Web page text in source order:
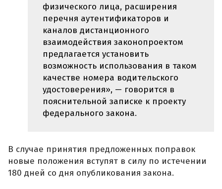
физического лица, расширения
перечня аутентификаторов и
каналов дистанционного
взаимодействия законопроектом
предлагается установить
возможность использования в таком
качестве номера водительского
удостоверения», — говорится в
пояснительной записке к проекту
федерального закона.
В случае принятия предложенных поправок
новые положения вступят в силу по истечении
180 дней со дня опубликования закона.